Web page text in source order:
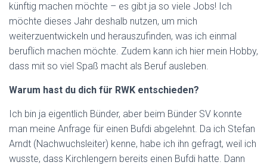
künftig machen möchte – es gibt ja so viele Jobs! Ich
möchte dieses Jahr deshalb nutzen, um mich
weiterzuentwickeln und herauszufinden, was ich einmal
beruflich machen möchte. Zudem kann ich hier mein Hobby,
dass mit so viel Spaß macht als Beruf ausleben.
Warum hast du dich für RWK entschieden?
Ich bin ja eigentlich Bünder, aber beim Bünder SV konnte
man meine Anfrage für einen Bufdi abgelehnt. Da ich Stefan
Arndt (Nachwuchsleiter) kenne, habe ich ihn gefragt, weil ich
wusste, dass Kirchlengern bereits einen Bufdi hatte. Dann